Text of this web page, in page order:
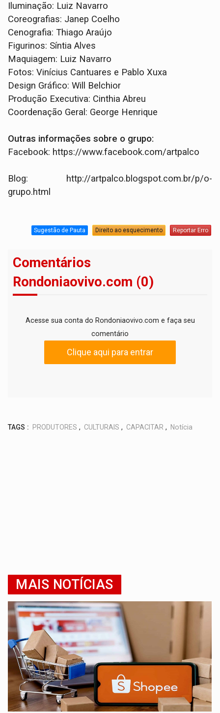
Iluminação: Luiz Navarro
Coreografias: Janep Coelho
Cenografia: Thiago Araújo
Figurinos: Síntia Alves
Maquiagem: Luiz Navarro
Fotos: Vinícius Cantuares e Pablo Xuxa
Design Gráfico: Will Belchior
Produção Executiva: Cinthia Abreu
Coordenação Geral: George Henrique
Outras informações sobre o grupo:
Facebook: https://www.facebook.com/artpalco
Blog: http://artpalco.blogspot.com.br/p/o-
grupo.html
Sugestão de Pauta Direito ao esquecimento Reportar Erro
Comentários
Rondoniaovivo.com (0)
Acesse sua conta do Rondoniaovivo.com e faça seu
comentário
Clique aqui para entrar
TAGS : PRODUTORES , CULTURAIS , CAPACITAR , Notícia
MAIS NOTÍCIAS